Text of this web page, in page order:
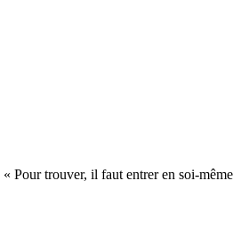
« Pour trouver, il faut entrer en soi-